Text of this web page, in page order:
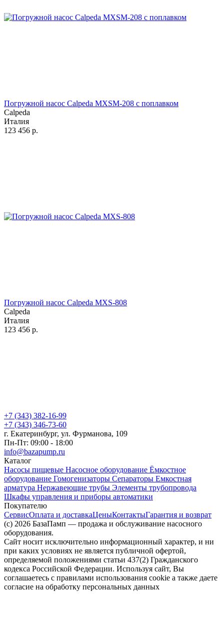
Погружной насос Calpeda MXSM-208 с поплавком
Calpeda
Италия
123 456 р.
Погружной насос Calpeda MXS-808
Calpeda
Италия
123 456 р.
+7 (343) 382-16-99
+7 (343) 346-73-‬60
г. Екатеринбург, ул. Фурманова, 109
Пн-Пт: 09:00 - 18:00
info@bazapump.ru
Каталог
Насосы пищевые Насосное оборудование Ёмкостное
оборудование Гомогенизаторы Сепараторы Емкостная
арматура Нержавеющие трубы Элементы трубопровода
Шкафы управления и приборы автоматики
Покупателю
СервисОплата и доставкаЦеныКонтактыГарантия и возврат
(c) 2026 БазаПамп — продажа и обслуживание насосного
оборудования.
Сайт носит исключительно информационный характер, и ни
при каких условиях не является публичной офертой,
определяемой положениями статьи 437(2) Гражданского
кодекса Российской Федерации. Используя сайт, Вы
соглашаетесь с правилами использования cookie а также даете
согласие на обработку персональных данных